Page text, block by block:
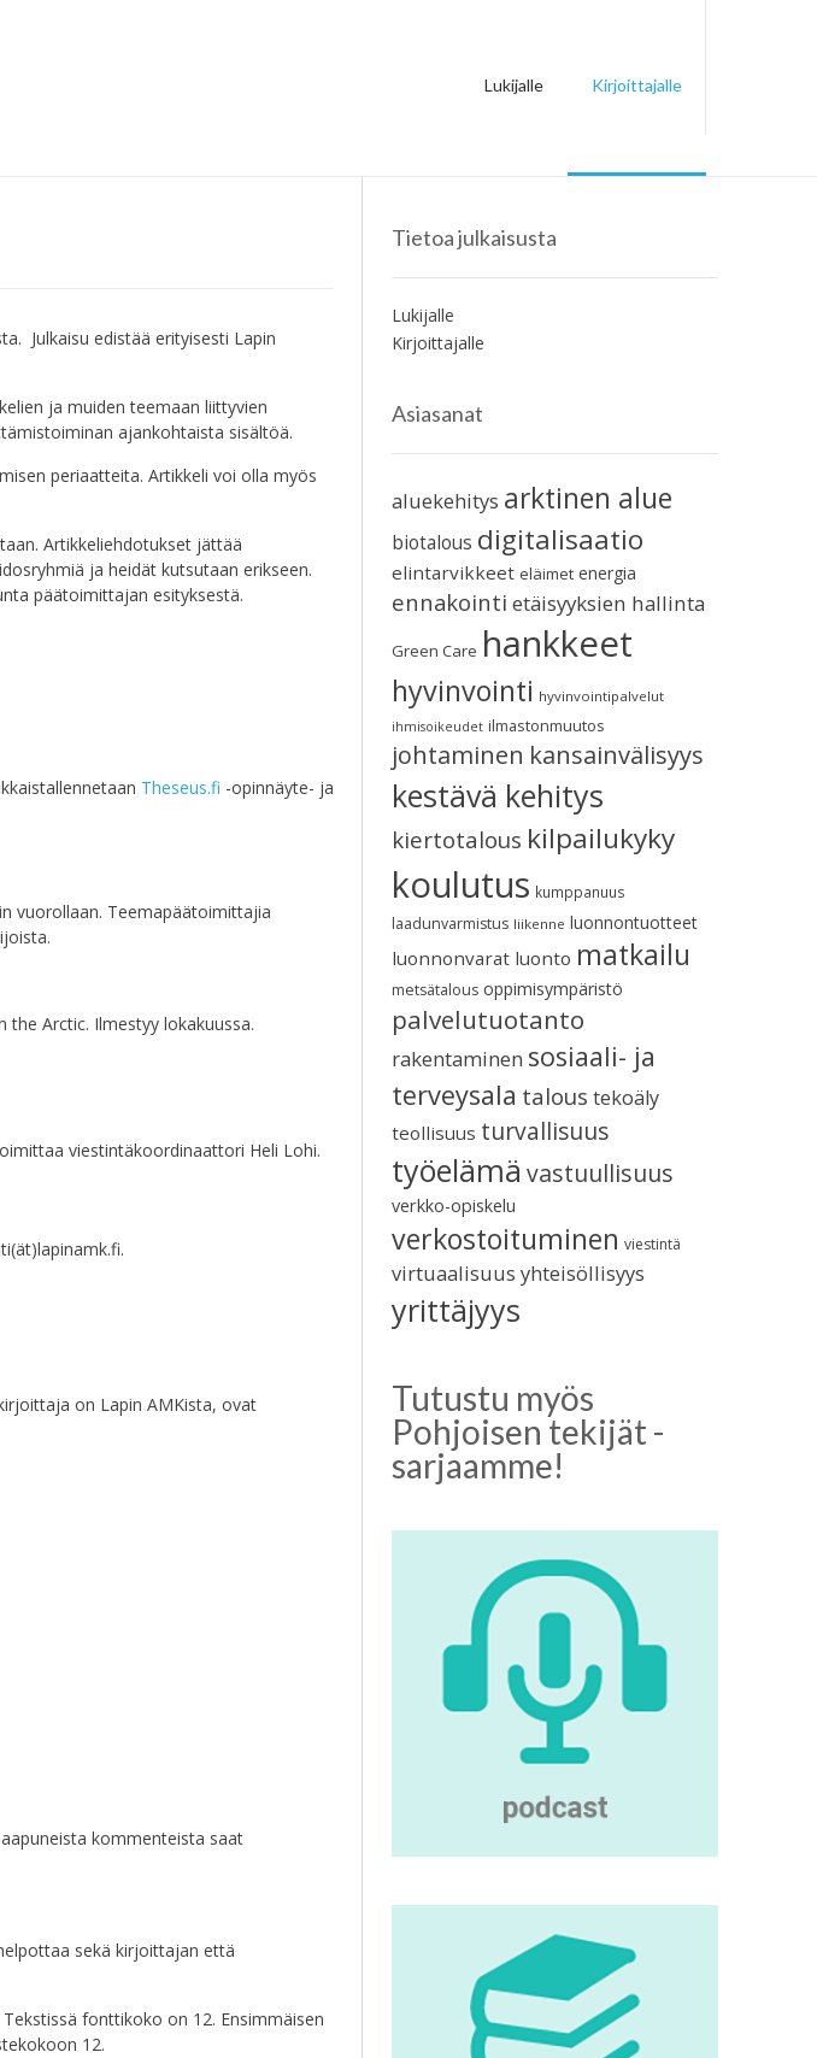
Lukijalle Kirjoittajalle
Julkaisu edistää erityisesti Lapin
ja muiden teemaan liittyvien
ajankohtaista sisältöä.
periaatteita. Artikkeli voi olla myös
Artikkeliehdotukset jättää
ja heidät kutsutaan erikseen.
päätoimittajan esityksestä.
Theseus.fi -opinnäyte- ja
vuorollaan. Teemapäätoimittajia
the Arctic. Ilmestyy lokakuussa.
viestintäkoordinaattori Heli Lohi.
on Lapin AMKista, ovat
kommenteista saat
sekä kirjoittajan että
fonttikoko on 12. Ensimmäisen
12.
Tietoa julkaisusta
Lukijalle
Kirjoittajalle
Asiasanat
aluekehitys arktinen alue
biotalous digitalisaatio
elintarvikkeet eläimet energia
ennakointi etäisyyksien hallinta
Green Care hankkeet
hyvinvointi hyvinvointipalvelut
ihmisoikeudet ilmastonmuutos
johtaminen kansainvälisyys
kestävä kehitys
kiertotalous kilpailukyky
koulutus kumppanuus
laadunvarmistus liikenne luonnontuotteet
luonnonvarat luonto matkailu
metsätalous oppimisympäristö
palvelutuotanto
rakentaminen sosiaali- ja
terveysala talous tekoäly
teollisuus turvallisuus
työelämä vastuullisuus
verkko-opiskelu
verkostoituminen viestintä
virtuaalisuus yhteisöllisyys
yrittäjyys
Tutustu myös
Pohjoisen tekijät -
sarjaamme!